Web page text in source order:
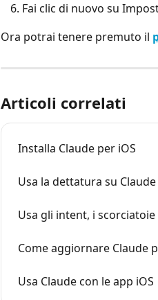
Fai clic di nuovo su
Ora potrai tenere premuto il
Articoli correlati
Installa Claude per iOS
Usa la dettatura su
Usa gli intent, i
Come aggiornare Claude
Usa Claude con le app iOS